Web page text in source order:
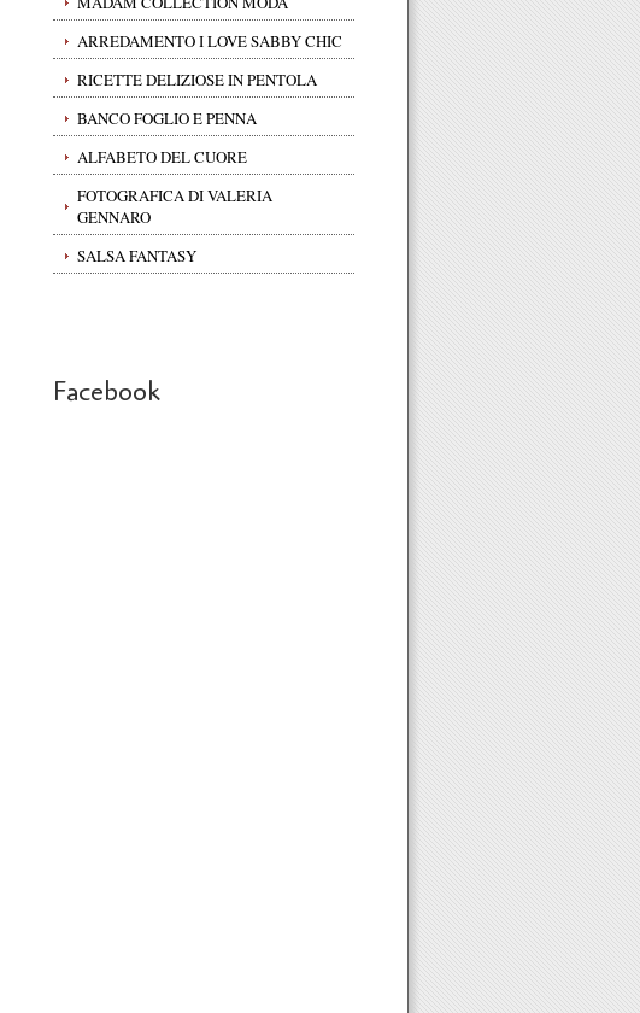
ARREDAMENTO I LOVE SABBY CHIC
RICETTE DELIZIOSE IN PENTOLA
BANCO FOGLIO E PENNA
ALFABETO DEL CUORE
FOTOGRAFICA DI VALERIA
GENNARO
SALSA FANTASY
Facebook